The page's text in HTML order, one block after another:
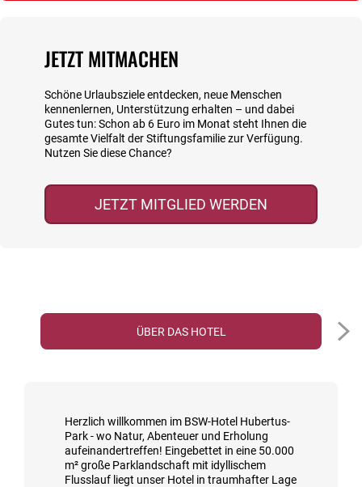
JETZT MITMACHEN
Schöne Urlaubsziele entdecken, neue Menschen
kennenlernen, Unterstützung erhalten – und dabei
Gutes tun: Schon ab 6 Euro im Monat steht Ihnen die
gesamte Vielfalt der Stiftungsfamilie zur Verfügung.
Nutzen Sie diese Chance?
JETZT MITGLIED WERDEN
ÜBER DAS HOTEL
Herzlich willkommen im BSW-Hotel Hubertus-
Park - wo Natur, Abenteuer und Erholung
aufeinandertreffen! Eingebettet in eine 50.000
m² große Parklandschaft mit idyllischem
Flusslauf liegt unser Hotel in traumhafter Lage